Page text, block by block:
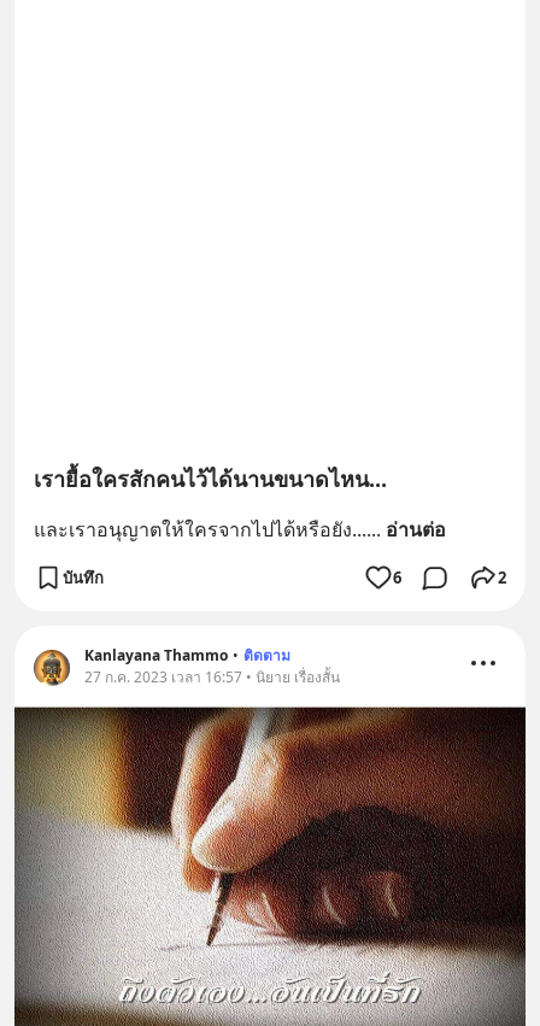
เรายื้อใครสักคนไว้ได้นานขนาดไหน...
และเราอนุญาตให้ใครจากไปได้หรือยัง...... อ่านต่อ
บันทึก 6 2
Kanlayana Thammo • ติดตาม
27 ก.ค. 2023 เวลา 16:57 • นิยาย เรื่องสั้น